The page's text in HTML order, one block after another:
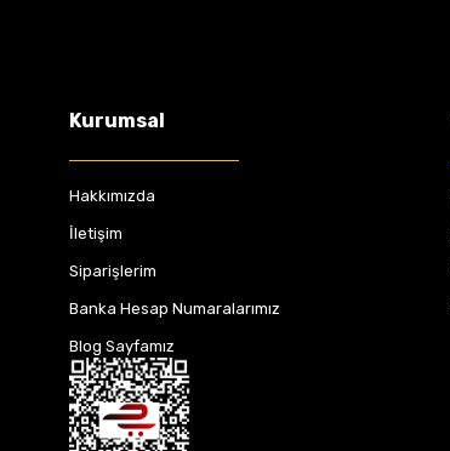
Kurumsal
Hakkımızda
İletişim
Siparişlerim
Banka Hesap Numaralarımız
Blog Sayfamız